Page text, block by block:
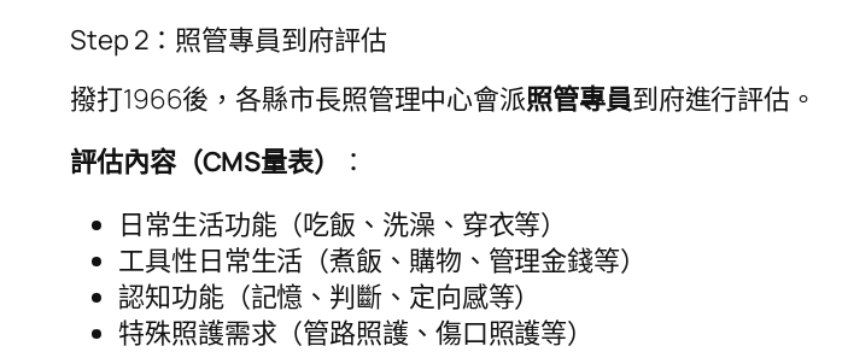
Step 2：照管專員到府評估
撥打1966後，各縣市長照管理中心會派照管專員到府進行評估。
評估內容（CMS量表）
：
日常生活功能（吃飯、洗澡、穿衣等）
工具性日常生活（煮飯、購物、管理金錢等）
認知功能（記憶、判斷、定向感等）
特殊照護需求（管路照護、傷口照護等）